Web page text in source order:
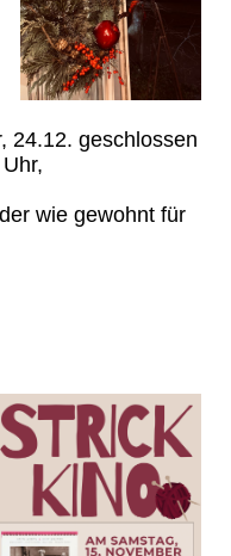
24.12. geschlossen
wie gewohnt für